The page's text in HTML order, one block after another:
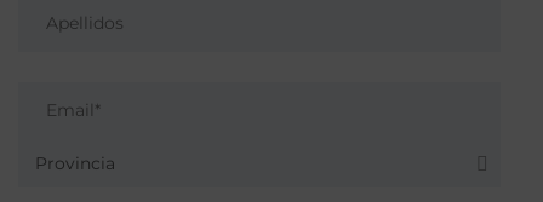
Provincia